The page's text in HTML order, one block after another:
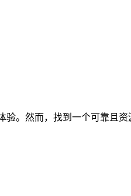
。然而，找到一个可靠且